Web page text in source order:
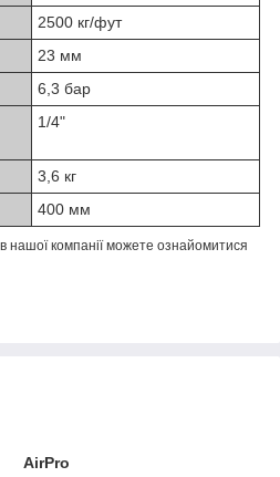
2500 кг/фут
23 мм
6,3 бар
1/4"
3,6 кг
400 мм
нашої компанії можете ознайомитися
AirPro